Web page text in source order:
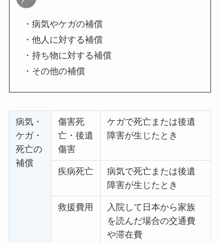
・病気やケガの補償
・他人に対する補償
・持ち物に対する補償
・その他の補償
病気・
ケガ・
死亡の
補償
傷害死
亡・後遺
傷害
ケガで死亡または後遺
障害が生じたとき
疾病死亡
病気で死亡または後遺
障害が生じたとき
救援費用
入院して日本から家族
を読んだ場合の交通費
や滞在費